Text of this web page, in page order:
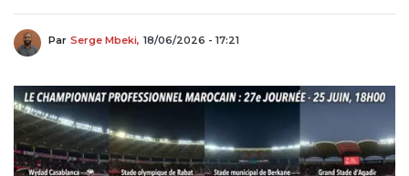
Par Serge Mbeki, 18/06/2026 - 17:21